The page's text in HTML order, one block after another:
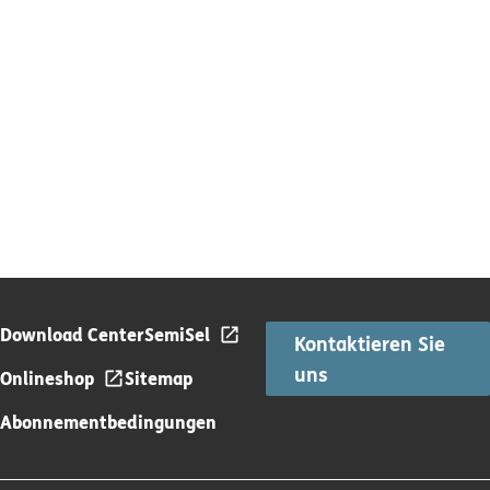
Download CenterSemiSel
Onlineshop
Sitemap
Abonnementbedingungen
Kontaktieren Sie
uns